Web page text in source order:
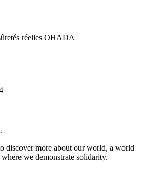
discover more about our world, a world
we demonstrate solidarity.